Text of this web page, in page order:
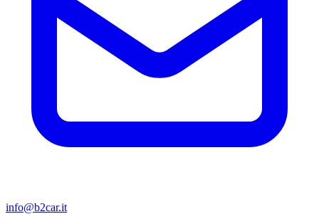
info@b2car.it